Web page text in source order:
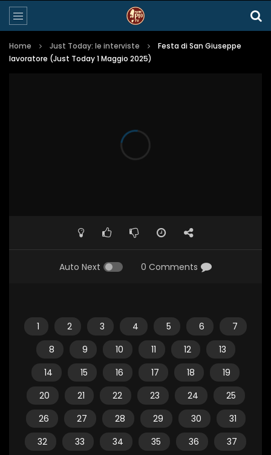
Home Just Today: le interviste
Festa di San Giuseppe
lavoratore (Just Today 1 Maggio 2025)
Auto Next 0 Comments
1 2 3 4 5 6
7
8
9 10 11 12
13
14
15 16 17 18
19
20
21 22 23 24
25
26
27 28 29 30
31
32
33 34 35 36
37